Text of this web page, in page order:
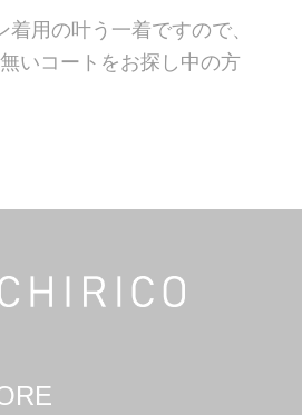
用の叶う一着ですので、
いコートをお探し中の方